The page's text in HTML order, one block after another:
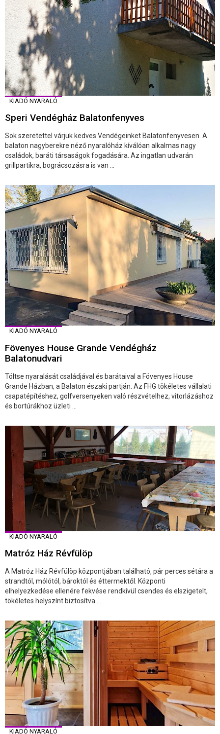
KIADÓ NYARALÓ
Speri Vendégház Balatonfenyves
Sok szeretettel várjuk kedves Vendégeinket Balatonfenyvesen. A
balaton nagyberekre néző nyaralóház kíválóan alkalmas nagy
családok, baráti társaságok fogadására. Az ingatlan udvarán
grillpartikra, bográcsozásra is van ...
KIADÓ NYARALÓ
Fövenyes House Grande Vendégház
Balatonudvari
Töltse nyaralását családjával és barátaival a Fövenyes House
Grande Házban, a Balaton északi partján. Az FHG tökéletes vállalati
csapatépítéshez, golfversenyeken való részvételhez, vitorlázáshoz
és bortúrákhoz üzleti ...
KIADÓ NYARALÓ
Matróz Ház Révfülöp
A Matróz Ház Révfülöp központjában található, pár perces sétára a
strandtól, mólótól, bároktól és éttermektől. Központi
elhelyezkedése ellenére fekvése rendkívül csendes és elszigetelt,
tökéletes helyszínt biztosítva ...
KIADÓ NYARALÓ